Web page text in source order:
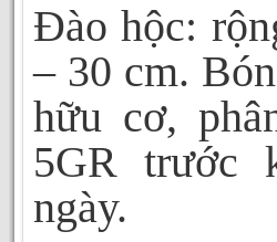
Đào hộc:
– 30 cm.
hữu cơ,
5GR trước
ngày.